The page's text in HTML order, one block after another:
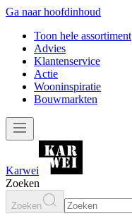
Ga naar hoofdinhoud
Toon hele assortiment
Advies
Klantenservice
Actie
Wooninspiratie
Bouwmarkten
Karwei
Zoeken
Zoeken